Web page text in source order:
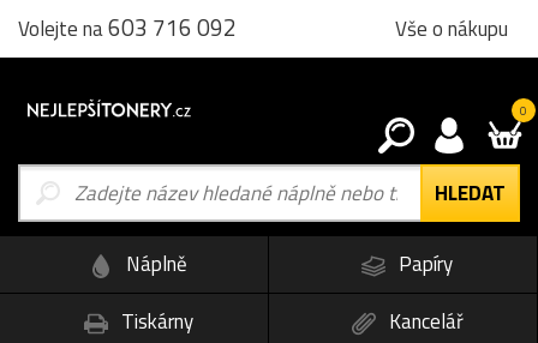
Volejte na603 716 092 Vše o nákupu
0
Náplně
Papíry
Tiskárny
Kancelář